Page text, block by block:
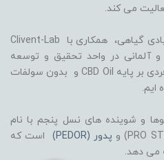
می کند.
ما با بهره گیری از سلول های بنیادی گیاهی، همکاری با Clivent-Lab
آلمانی در واحد تحقیق و توسعه
(R&D)، فرمولاسیون منحصر به فردی بر پایه CBD Oil و بدون سولفات
ایم.
و شوینده های نسل پنجم با نام
پدور (PEDOR)
است که
می دهد.